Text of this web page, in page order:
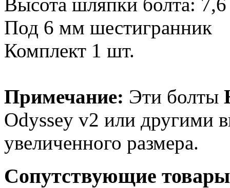
Под 6 мм шестигранник
Комплект 1 шт.
Примечание: Эти болты
Odyssey v2 или другими
увеличенного размера.
Сопутствующие товары